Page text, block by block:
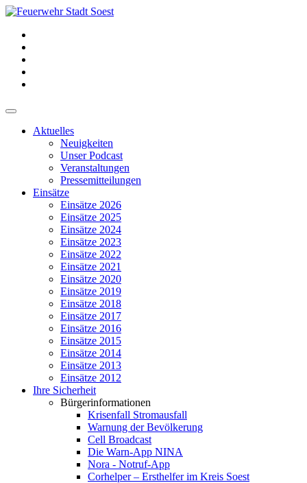
Aktuelles
Neuigkeiten
Unser Podcast
Veranstaltungen
Pressemitteilungen
Einsätze
Einsätze 2026
Einsätze 2025
Einsätze 2024
Einsätze 2023
Einsätze 2022
Einsätze 2021
Einsätze 2020
Einsätze 2019
Einsätze 2018
Einsätze 2017
Einsätze 2016
Einsätze 2015
Einsätze 2014
Einsätze 2013
Einsätze 2012
Ihre Sicherheit
Bürgerinformationen
Krisenfall Stromausfall
Warnung der Bevölkerung
Cell Broadcast
Die Warn-App NINA
Nora - Notruf-App
Corhelper – Ersthelfer im Kreis Soest